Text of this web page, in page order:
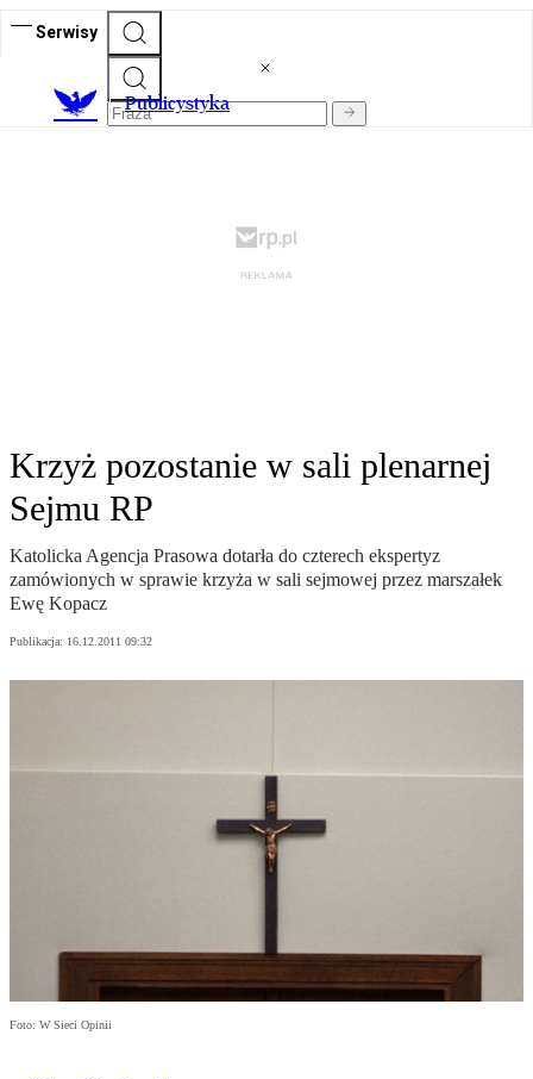
Serwisy
Publicystyka
Krzyż pozostanie w sali plenarnej
Sejmu RP
Katolicka Agencja Prasowa dotarła do czterech ekspertyz
zamówionych w sprawie krzyża w sali sejmowej przez marszałek
Ewę Kopacz
Publikacja: 16.12.2011 09:32
Foto: W Sieci Opinii